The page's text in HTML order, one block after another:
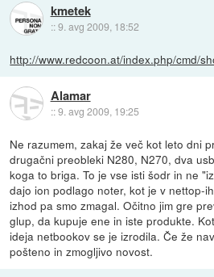
kmetek
::9. avg 2009, 18:52
http://www.redcoon.at/index.php/cmd/
Alamar
::9. avg 2009, 19:25
Ne razumem, zakaj že več kot leto dni
drugačni preobleki N280, N270, dva
koga to briga. To je vse isti šodr in ne
dajo ion podlago noter, kot je v nettop-
izhod pa smo zmagal. Očitno jim gre
glup, da kupuje ene in iste produkte.
ideja netbookov se je izrodila. Če že
pošteno in zmogljivo novost.